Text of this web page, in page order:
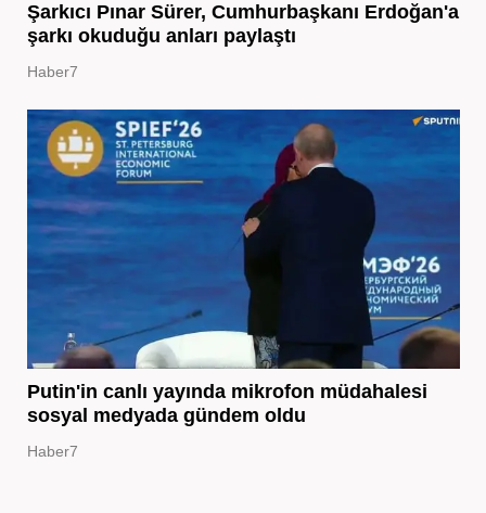
Şarkıcı Pınar Sürer, Cumhurbaşkanı Erdoğan'a
şarkı okuduğu anları paylaştı
Haber7
Putin'in canlı yayında mikrofon müdahalesi
sosyal medyada gündem oldu
Haber7